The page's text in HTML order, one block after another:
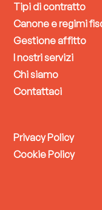
Tipi di contratto
Canone e regimi
Gestione affitto
I nostri servizi
Chi siamo
Contattaci
Privacy Policy
Cookie Policy